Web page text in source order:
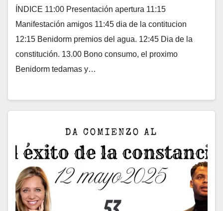
ÍNDICE 11:00 Presentación apertura 11:15
Manifestación amigos 11:45 dia de la contitucion
12:15 Benidorm premios del agua. 12:45 Dia de la
constitución. 13.00 Bono consumo, el proximo
Benidorm tedamas y…